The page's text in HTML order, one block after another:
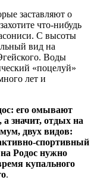
заставляют о
что-нибудь
С высоты
вид на
Воды
«поцелуй»
лет и
его омывают
значит, отдых на
двух видов:
спортивный
Родос нужно
купального
.